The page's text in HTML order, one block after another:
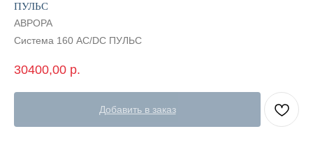
ПУЛЬС
АВРОРА
Система 160 AC/DC ПУЛЬС
30400,00 р.
Добавить в заказ